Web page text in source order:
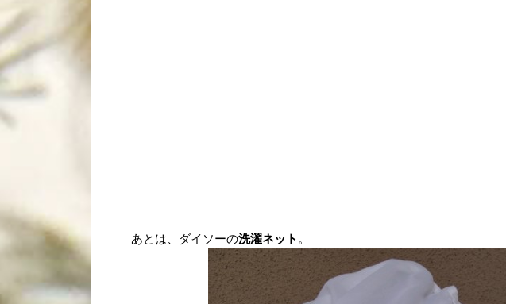
あとは、ダイソーの洗濯ネット 。